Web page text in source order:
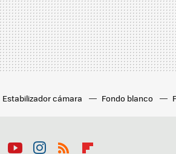
Estabilizador cámara Fondo blanco